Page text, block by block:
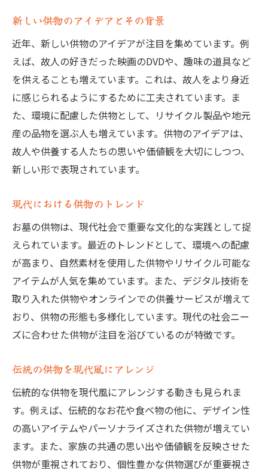
新しい供物のアイデアとその背景
近年、新しい供物のアイデアが注目を集めています。例
えば、故人の好きだった映画のDVDや、趣味の道具など
を供えることも増えています。これは、故人をより身近
に感じられるようにするために工夫されています。ま
た、環境に配慮した供物として、リサイクル製品や地元
産の品物を選ぶ人も増えています。供物のアイデアは、
故人や供養する人たちの思いや価値観を大切にしつつ、
新しい形で表現されています。
現代における供物のトレンド
お墓の供物は、現代社会で重要な文化的な実践として捉
えられています。最近のトレンドとして、環境への配慮
が高まり、自然素材を使用した供物やリサイクル可能な
アイテムが人気を集めています。また、デジタル技術を
取り入れた供物やオンラインでの供養サービスが増えて
おり、供物の形態も多様化しています。現代の社会ニー
ズに合わせた供物が注目を浴びているのが特徴です。
伝統の供物を現代風にアレンジ
伝統的な供物を現代風にアレンジする動きも見られま
す。例えば、伝統的なお花や食べ物の他に、デザイン性
の高いアイテムやパーソナライズされた供物が増えてい
ます。また、家族の共通の思い出や価値観を反映させた
供物が重視されており、個性豊かな供物選びが重要視さ